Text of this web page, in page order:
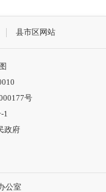
县市区网站
号
1
政府
公室